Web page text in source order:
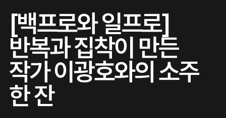
[백프로와 일프로]
반복과 집착이 만든
작가 이광호와의 소주
한 잔